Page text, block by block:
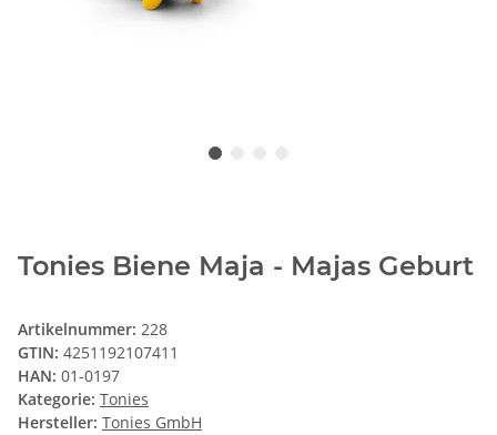
Tonies Biene Maja - Majas Geburt
Artikelnummer: 228
GTIN: 4251192107411
HAN: 01-0197
Kategorie: Tonies
Hersteller: Tonies GmbH